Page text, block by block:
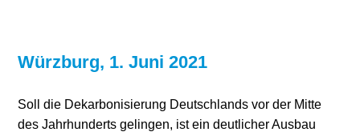
Stromerzeugung
Bibliothek
Würzburg, 1. Juni 2021
Soll die Dekarbonisierung Deutschlands vor der Mitte
des Jahrhunderts gelingen, ist ein deutlicher Ausbau